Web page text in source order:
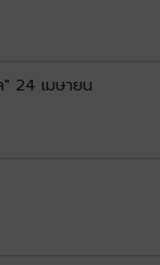
" 24 เมษายน